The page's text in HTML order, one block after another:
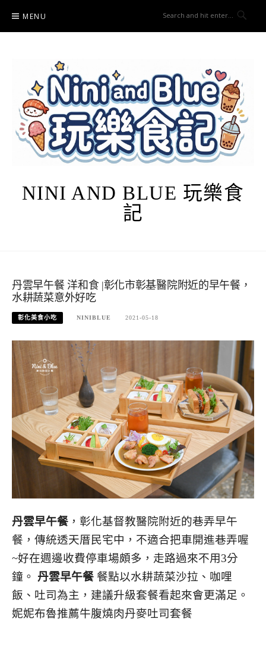
content
MENU
NINI AND BLUE 玩樂食
記
丹雲早午餐 洋和食 |彰化市彰基醫院附近的早午餐，
水耕蔬菜意外好吃
彰化美食小吃 NINIBLUE 2021-05-18
丹雲早午餐 ，彰化基督教醫院附近的巷弄早午
餐，傳統透天厝民宅中，不適合把車開進巷弄喔
~好在週邊收費停車場頗多，走路過來不用3分
鐘。 丹雲早午餐 餐點以水耕蔬菜沙拉、咖哩
飯、吐司為主，建議升級套餐看起來會更滿足。
妮妮布魯推薦牛腹燒肉丹麥吐司套餐